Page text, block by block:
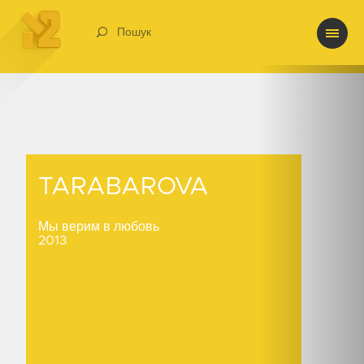
Пошук
TARABAROVA
Мы верим в любовь
2013